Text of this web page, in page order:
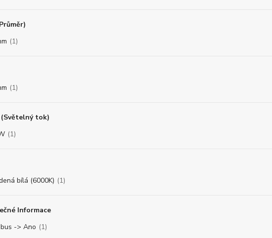
(1)
(1)
tok)
(1)
bílá (6000K) (1)
Informace
-> Ano (1)